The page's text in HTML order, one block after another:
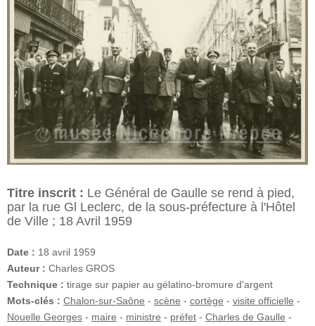
Titre inscrit : Le Général de Gaulle se rend à pied,
par la rue Gl Leclerc, de la sous-préfecture à l'Hôtel
de Ville ; 18 Avril 1959
Date : 18 avril 1959
Auteur : Charles GROS
Technique : tirage sur papier au gélatino-bromure d'argent
Mots-clés : Chalon-sur-Saône - scène - cortège - visite officielle -
Nouelle Georges - maire - ministre - préfet - Charles de Gaulle -